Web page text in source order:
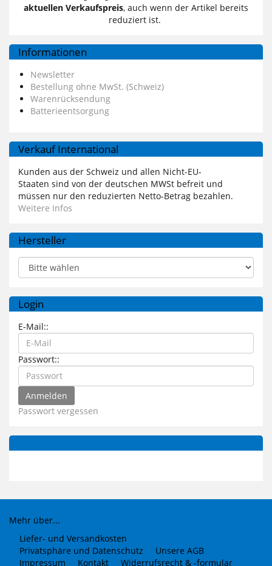
aktuellen Verkaufspreis, auch wenn der Artikel bereits
reduziert ist.
Informationen
Newsletter
Bestellung ohne MwSt. (Schweiz)
Warenrücksendung
Batterieentsorgung
Verkauf International
Kunden aus der Schweiz und allen Nicht-EU-
Staaten sind von der deutschen MWSt befreit und
müssen nur den reduzierten Netto-Betrag bezahlen.
Weitere Infos
Hersteller
Login
E-Mail::
Passwort::
Passwort vergessen
Mehr über...
Liefer- und Versandkosten
Privatsphäre und Datenschutz
Unsere AGB
Impressum
Kontakt Widerrufsrecht & -formular